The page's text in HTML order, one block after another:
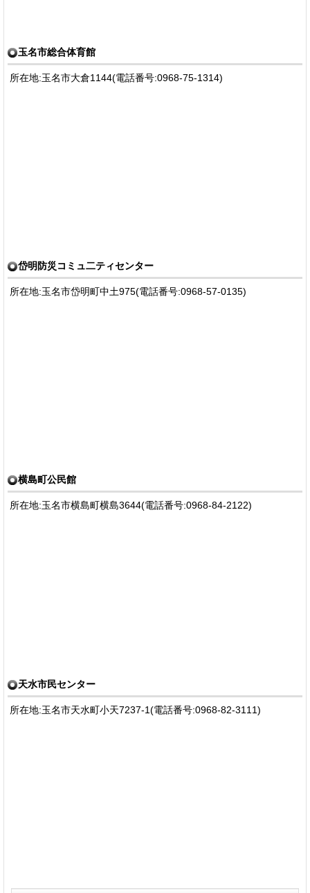
玉名市総合体育館
所在地:玉名市大倉1144(電話番号:0968-75-1314)
岱明防災コミュ二ティセンター
所在地:玉名市岱明町中土975(電話番号:0968-57-0135)
横島町公民館
所在地:玉名市横島町横島3644(電話番号:0968-84-2122)
天水市民センター
所在地:玉名市天水町小天7237-1(電話番号:0968-82-3111)